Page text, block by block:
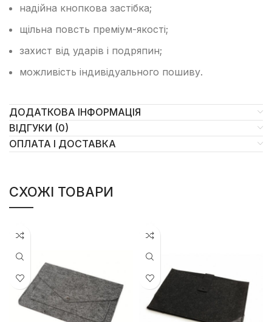
надійна кнопкова застібка;
щільна повсть преміум-якості;
захист від ударів і подряпин;
можливість індивідуального пошиву.
ДОДАТКОВА ІНФОРМАЦІЯ
ВІДГУКИ (0)
ОПЛАТА І ДОСТАВКА
СХОЖІ ТОВАРИ